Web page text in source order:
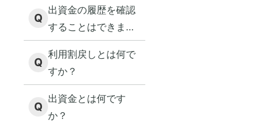
Q
出資金の履歴を確認
することはできます
か？
Q
利用割戻しとは何で
すか？
Q
出資金とは何です
か？